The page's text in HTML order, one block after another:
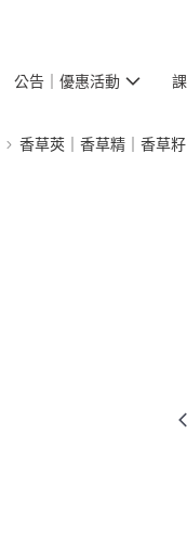
公告｜優惠活動
香草莢｜香草精｜香草籽